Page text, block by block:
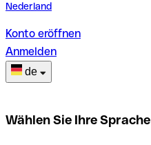
Nederland
Konto eröffnen
Anmelden
de
Wählen Sie Ihre Sprache